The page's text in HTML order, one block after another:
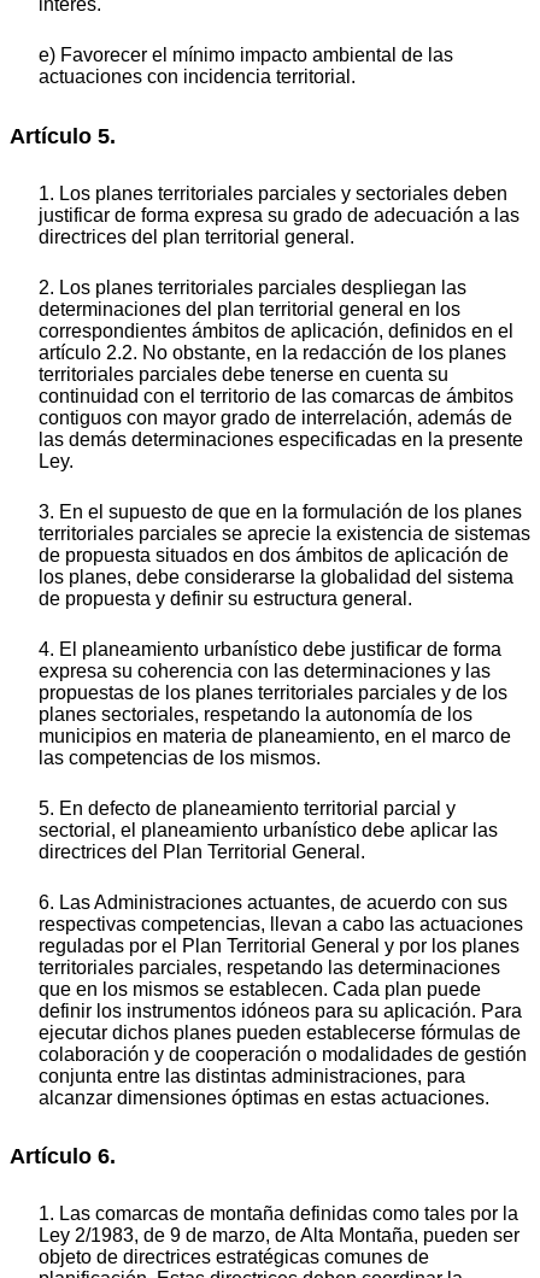
interés.
e) Favorecer el mínimo impacto ambiental de las
actuaciones con incidencia territorial.
Artículo 5.
1. Los planes territoriales parciales y sectoriales deben
justificar de forma expresa su grado de adecuación a las
directrices del plan territorial general.
2. Los planes territoriales parciales despliegan las
determinaciones del plan territorial general en los
correspondientes ámbitos de aplicación, definidos en el
artículo 2.2. No obstante, en la redacción de los planes
territoriales parciales debe tenerse en cuenta su
continuidad con el territorio de las comarcas de ámbitos
contiguos con mayor grado de interrelación, además de
las demás determinaciones especificadas en la presente
Ley.
3. En el supuesto de que en la formulación de los planes
territoriales parciales se aprecie la existencia de sistemas
de propuesta situados en dos ámbitos de aplicación de
los planes, debe considerarse la globalidad del sistema
de propuesta y definir su estructura general.
4. El planeamiento urbanístico debe justificar de forma
expresa su coherencia con las determinaciones y las
propuestas de los planes territoriales parciales y de los
planes sectoriales, respetando la autonomía de los
municipios en materia de planeamiento, en el marco de
las competencias de los mismos.
5. En defecto de planeamiento territorial parcial y
sectorial, el planeamiento urbanístico debe aplicar las
directrices del Plan Territorial General.
6. Las Administraciones actuantes, de acuerdo con sus
respectivas competencias, llevan a cabo las actuaciones
reguladas por el Plan Territorial General y por los planes
territoriales parciales, respetando las determinaciones
que en los mismos se establecen. Cada plan puede
definir los instrumentos idóneos para su aplicación. Para
ejecutar dichos planes pueden establecerse fórmulas de
colaboración y de cooperación o modalidades de gestión
conjunta entre las distintas administraciones, para
alcanzar dimensiones óptimas en estas actuaciones.
Artículo 6.
1. Las comarcas de montaña definidas como tales por la
Ley 2/1983, de 9 de marzo, de Alta Montaña, pueden ser
objeto de directrices estratégicas comunes de